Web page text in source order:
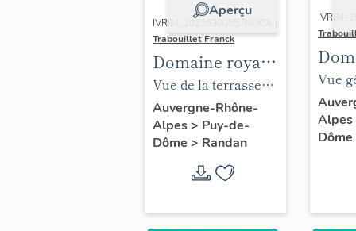
Aperçu
IVR84_20236300557NUCA |
Trabouillet Franck
Domaine royal
de Randan
Vue de la terrasse
sur l'aile des
cuisines avec son
mobilier
Auvergne-Rhône-
Alpes> Puy-de-
Dôme > Randan
de
Vue
des
Alpes
Dôme